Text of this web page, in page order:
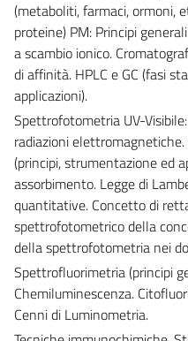
(metaboliti, farmaci, ormoni,
proteine) PM: Principi
a scambio ionico.
di affinità. HPLC e GC (fasi
applicazioni).
Spettrofotometria UV-
radiazioni
(principi, strumentazione ed
assorbimento. Legge di
quantitative. Concetto di
spettrofotometrico della
della spettrofotometria nei
Spettrofluorimetria (principi
Chemiluminescenza.
Cenni di Luminometria.